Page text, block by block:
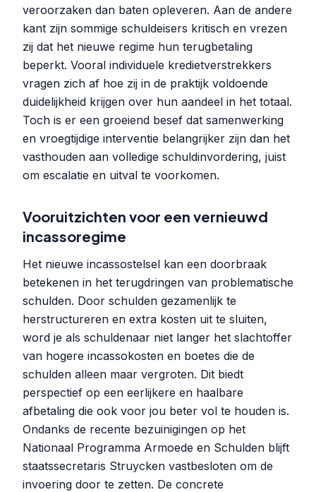
veroorzaken dan baten opleveren. Aan de andere
kant zijn sommige schuldeisers kritisch en vrezen
zij dat het nieuwe regime hun terugbetaling
beperkt. Vooral individuele kredietverstrekkers
vragen zich af hoe zij in de praktijk voldoende
duidelijkheid krijgen over hun aandeel in het totaal.
Toch is er een groeiend besef dat samenwerking
en vroegtijdige interventie belangrijker zijn dan het
vasthouden aan volledige schuldinvordering, juist
om escalatie en uitval te voorkomen.
Vooruitzichten voor een vernieuwd
incassoregime
Het nieuwe incassostelsel kan een doorbraak
betekenen in het terugdringen van problematische
schulden. Door schulden gezamenlijk te
herstructureren en extra kosten uit te sluiten,
word je als schuldenaar niet langer het slachtoffer
van hogere incassokosten en boetes die de
schulden alleen maar vergroten. Dit biedt
perspectief op een eerlijkere en haalbare
afbetaling die ook voor jou beter vol te houden is.
Ondanks de recente bezuinigingen op het
Nationaal Programma Armoede en Schulden blijft
staatssecretaris Struycken vastbesloten om de
invoering door te zetten. De concrete